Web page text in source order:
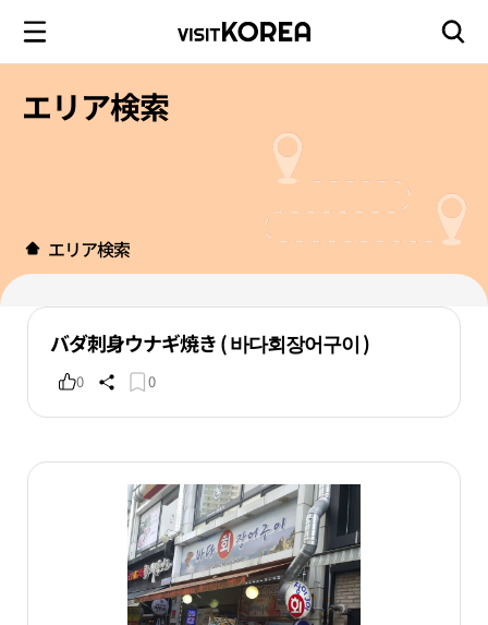
エリア検索
エリア検索
バダ刺身ウナギ焼き ( 바다회장어구이 )
0 0